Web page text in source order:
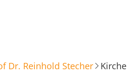
Dr. Reinhold Stecher Kirche